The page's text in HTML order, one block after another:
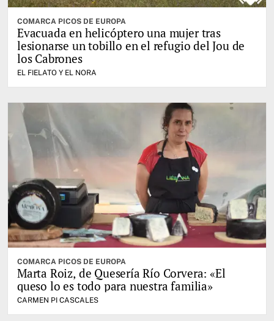
COMARCA PICOS DE EUROPA
Evacuada en helicóptero una mujer tras
lesionarse un tobillo en el refugio del Jou de
los Cabrones
EL FIELATO Y EL NORA
COMARCA PICOS DE EUROPA
Marta Roiz, de Quesería Río Corvera: «El
queso lo es todo para nuestra familia»
CARMEN PI CASCALES